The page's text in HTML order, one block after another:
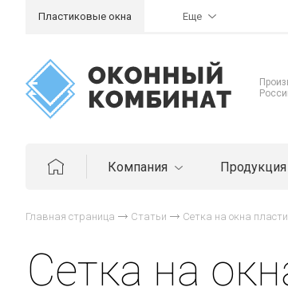
Пластиковые окна Еще
Компания Продукция
Главная страница Статьи Сетка на окна
Сетка на